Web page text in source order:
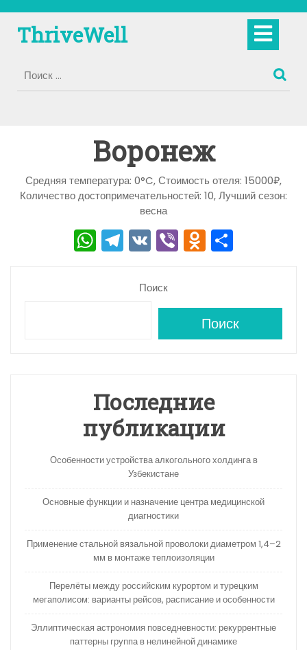
содержимому
ThriveWell
Воронеж
Средняя температура: 0°C, Стоимость отеля: 15000₽,
Количество достопримечательностей: 10, Лучший сезон:
весна
W
h
T
el
e
V
K
Vi
b
O
d
o
kl
a
s
ni
ki
а
в
и
Поиск
Поиск
Последние
публикации
Особенности устройства алкогольного холдинга в
Узбекистане
Основные функции и назначение центра медицинской
диагностики
Применение стальной вязальной проволоки диаметром 1,4–2
мм в монтаже теплоизоляции
Перелёты между российским курортом и турецким
мегаполисом: варианты рейсов, расписание и особенности
Эллиптическая астрономия повседневности: рекуррентные
паттерны группа в нелинейной динамике